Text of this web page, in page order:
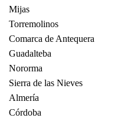
Mijas
Torremolinos
Comarca de Antequera
Guadalteba
Nororma
Sierra de las Nieves
Almería
Córdoba